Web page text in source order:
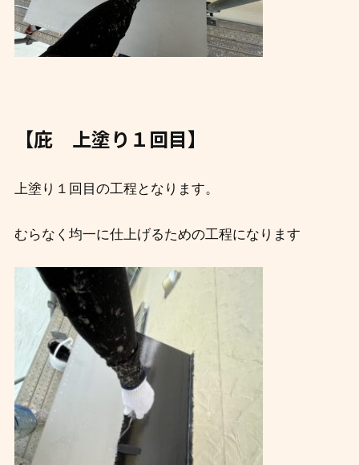
【庇 上塗り１回目】
上塗り１回目の工程となります。
むらなく均一に仕上げるための工程になります